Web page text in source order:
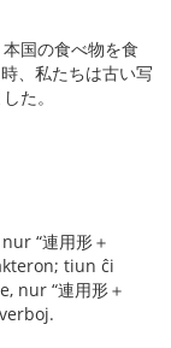
国の食べ物を食
、私たちは古い写
た。
“連用形＋
tiun ĉi
nur “連用形＋